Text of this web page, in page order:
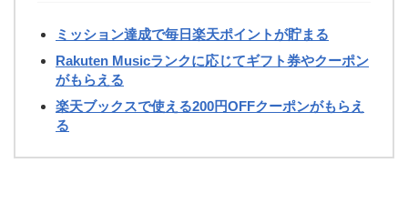
ミッション達成で毎日楽天ポイントが貯まる
Rakuten Musicランクに応じてギフト券やクーポン
がもらえる
楽天ブックスで使える200円OFFクーポンがもらえ
る